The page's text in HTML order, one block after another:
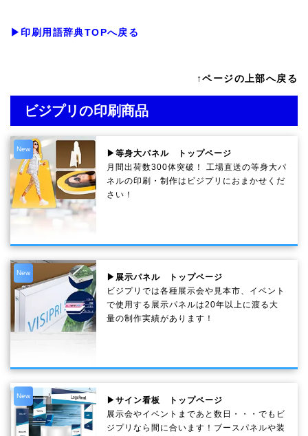
▶印刷用語辞典TOPへ戻る
↑ページの上部へ戻る
ビジプリの印刷商品
New
▶等身大パネル トップページ
月間出荷数300体突破！ 工場直送の等身大パ
ネルの印刷・制作は ビジプリ におまかせくだ
さい！
New
▶展示パネル トップページ
ビジプリでは各種展示会や見本市、イベント
で使用する展示パネルは20年以上に渡る大
量の制作実績があります！
New
▶サイン看板 トップページ
展示会やイベントまであと数日・・・でもビ
ジプリなら間に合います！ブースパネルや装